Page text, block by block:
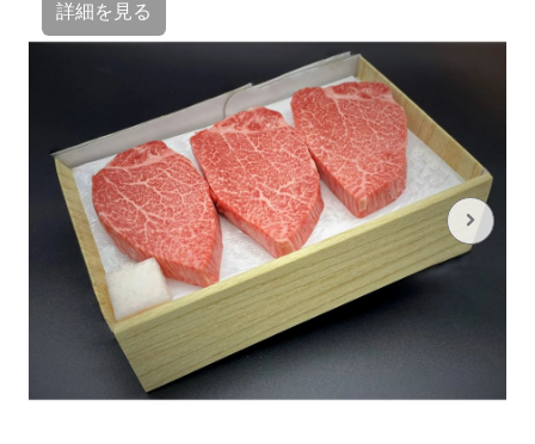
詳細を見る